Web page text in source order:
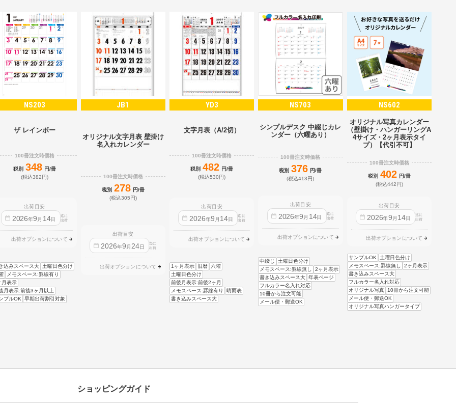
NS203
ザ レインボー
100冊注文時価格
税別 348 円/冊
(税込382円)
出荷目安
2026年9 月 14日
迄に
出荷
出荷オプションについて
込みスペース大
土曜日色分け
メモスペース:罫線有り
月表示
月表示:前後3ヶ月以上
プルOK
早期出荷割引対象
JB1
オリジナル文字月表 壁掛け
名入れカレンダー
100冊注文時価格
税別 278 円/冊
(税込305円)
出荷目安
2026年9 月 24日
迄に
出荷
出荷オプションについて
YD3
文字月表（A/2切）
100冊注文時価格
税別 482 円/冊
(税込530円)
出荷目安
2026年9 月 14日
迄に
出荷
出荷オプションについて
1ヶ月表示 旧暦 六曜
土曜日色分け
前後月表示:前後2ヶ月
メモスペース:罫線有り
晴雨表
書き込みスペース大
NS703
シンプルデスク 中綴じカレ
ンダー（六曜あり）
100冊注文時価格
税別 376 円/冊
(税込413円)
出荷目安
2026年9 月 14日
迄に
出荷
出荷オプションについて
中綴じ
土曜日色分け
メモスペース:罫線無し
2ヶ月表示
書き込みスペース大 年表ページ
フルカラー名入れ対応
10冊から注文可能
メール便・郵送OK
NS602
オリジナル写真カレンダー
（壁掛け・ハンガーリングA
4サイズ・2ヶ月表示タイ
プ）【代引不可】
100冊注文時価格
税別 402 円/冊
(税込442円)
出荷目安
2026年9 月 14日
迄に
出荷
出荷オプションについて
サンプルOK 土曜日色分け
メモスペース:罫線無し
2ヶ月表示
書き込みスペース大
フルカラー名入れ対応
オリジナル写真 10冊から注文可能
メール便・郵送OK
オリジナル写真ハンガータイプ
ショッピングガイド